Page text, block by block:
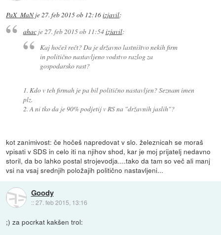
PaX_MaNje27. feb 2015 ob 12:16izjavil:
ahacje 27. feb 2015 ob 11:54izjavil:
Kaj hočeš rečt? Da je državno lastništvo nekih firm
in politično nastavljeno vodstvo razlog za
gospodarsko rast?
1. Kdo v teh firmah je pa bil politično nastavljen? Seznam imen
plz.
2. A ni tko da je 90% podjetij v RS na "državnih jaslih"?
kot zanimivost: če hočeš napredovat v slo. železnicah se moraš
vpisati v SDS in celo iti na njihov shod, kar je moj prijatelj nedavno
storil, da bo lahko postal strojevodja....tako da tam so več ali manj
vsi na vsaj srednjih položajih politično nastavljeni...
Goody
::27. feb 2015, 13:16
;) za pocrkat kakšen trol: